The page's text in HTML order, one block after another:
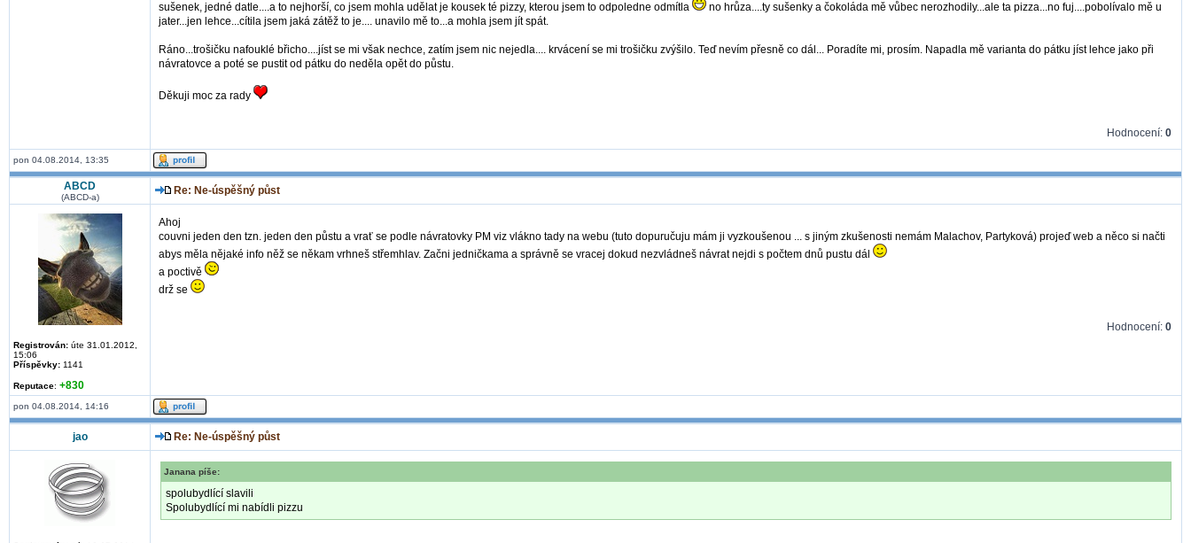
sušenek, jedné datle....a to nejhorší, co jsem mohla udělat je kousek té pizzy, kterou jsem to odpoledne odmítla
no hrůza....ty sušenky a čokoláda mě vůbec nerozhodily...ale ta pizza...no fuj....pobolívalo mě u
jater...jen lehce...cítila jsem jaká zátěž to je.... unavilo mě to...a mohla jsem jít spát.
Ráno...trošičku nafouklé břicho....jíst se mi však nechce, zatím jsem nic nejedla.... krvácení se mi trošičku zvýšilo. Teď nevím přesně co dál... Poradíte mi, prosím. Napadla mě varianta do pátku jíst lehce jako při
návratovce a poté se pustit od pátku do neděla opět do půstu.
Děkuji moc za rady
Hodnocení: 0
pon 04.08.2014, 13:35
ABCD
(ABCD-a)
Re: Ne-úspěšný půst
Registrován: úte 31.01.2012,
15:06
Příspěvky: 1141
Reputace: +830
Ahoj
couvni jeden den tzn. jeden den půstu a vrať se podle návratovky PM viz vlákno tady na webu (tuto dopuručuju mám ji vyzkoušenou ... s jiným zkušenosti nemám Malachov, Partyková) projeď web a něco si načti
abys měla nějaké info něž se někam vrhneš střemhlav. Začni jedničkama a správně se vracej dokud nezvládneš návrat nejdi s počtem dnů pustu dál
a poctivě
drž se
Hodnocení: 0
pon 04.08.2014, 14:16
jao Re: Ne-úspěšný půst
Janana píše:
spolubydlící slavili
Spolubydlící mi nabídli pizzu